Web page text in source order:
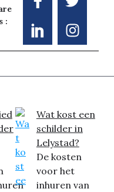
:
Wat kost een
schilder in
Lelystad?
De kosten
voor het
inhuren van